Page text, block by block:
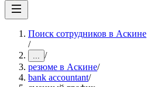
Поиск сотрудников в Аскине
/
... /
резюме в Аскине/
bank accountant/